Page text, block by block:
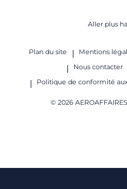
Plan du site Mentions
Nous contacter
Politique de conformité
© 2026
Aller plus